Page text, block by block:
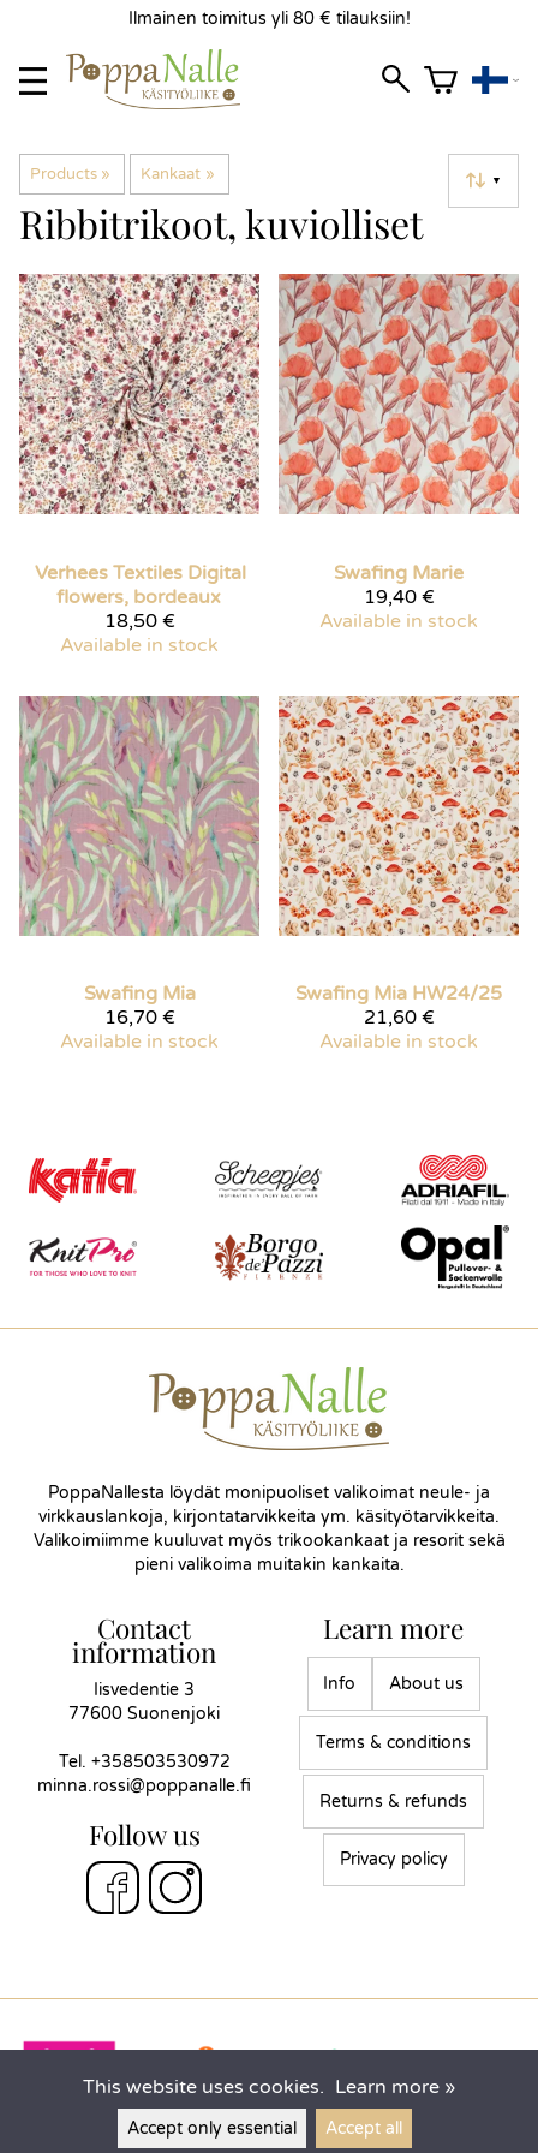
Ilmainen toimitus yli 80 € tilauksiin!
Products ‪» Kankaat ‪» ▼
Ribbitrikoot, kuviolliset
Verhees Textiles Digital
flowers, bordeaux
18,50 €
Available in stock
Swafing Marie
19,40 €
Available in stock
Swafing Mia
16,70 €
Available in stock
Swafing Mia HW24/25
21,60 €
Available in stock
PoppaNallesta löydät monipuoliset valikoimat neule- ja
virkkauslankoja, kirjontatarvikkeita ym. käsityötarvikkeita.
Valikoimiimme kuuluvat myös trikookankaat ja resorit sekä
pieni valikoima muitakin kankaita.
Contact
information
Iisvedentie 3
77600 Suonenjoki
Tel. +358503530972
minna.rossi@poppanalle.fi
Follow us
Learn more
Info About us
Terms & conditions
Returns & refunds
Privacy policy
This website uses cookies. Learn more »
Accept only essential Accept all